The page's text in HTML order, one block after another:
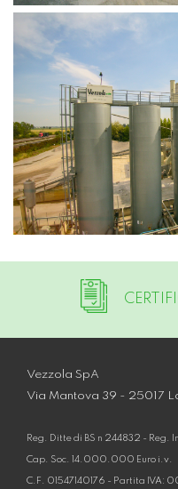
Vezzola SpA
Via Mantova 39 - 25017
Reg. Ditte di BS n 244832 - Reg.
Cap. Soc. 14.000.000 Euro i.v.
C.F. 01547140176 - Partita IVA: